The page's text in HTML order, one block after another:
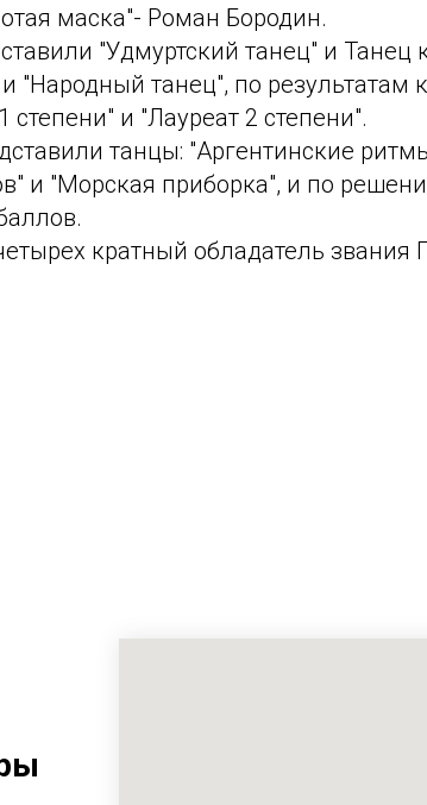
маска"- Роман Бородин.
"Удмуртский танец" и Танец
"Народный танец", по результатам
степени" и "Лауреат 2 степени".
танцы: "Аргентинские
и "Морская приборка", и по
кратный обладатель звания